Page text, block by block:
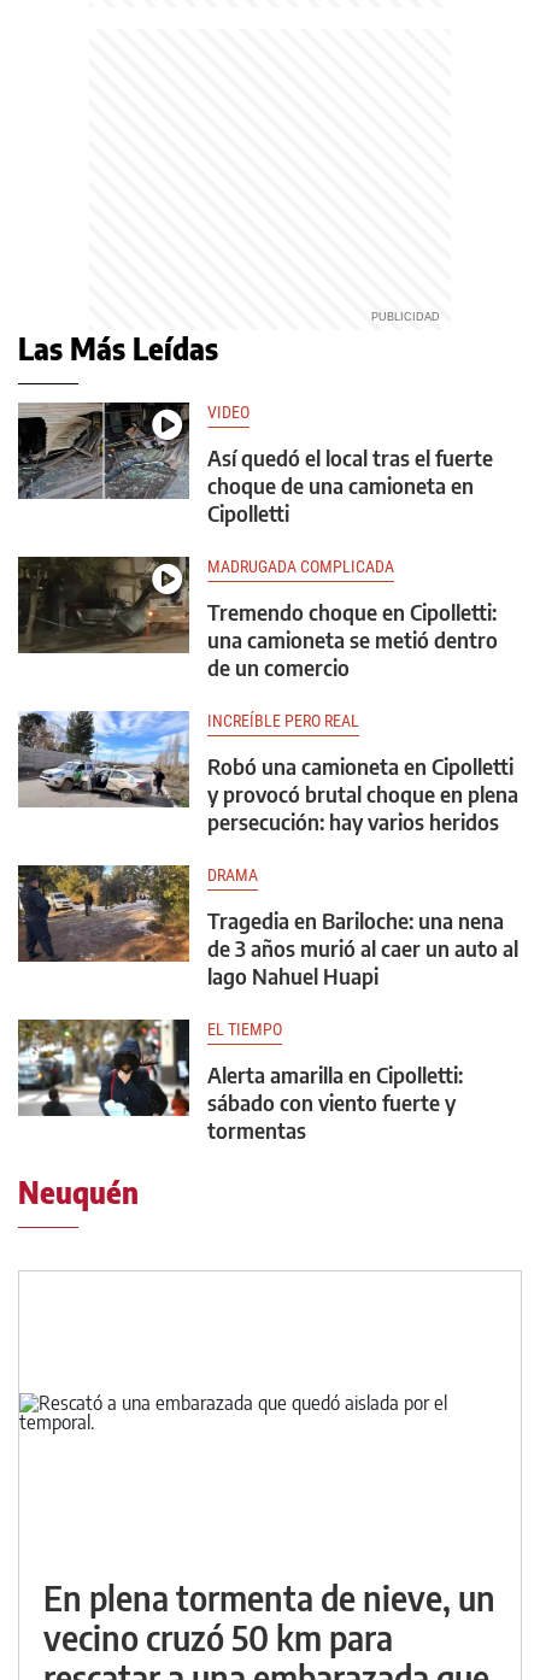
Las Más Leídas
VIDEO
Así quedó el local tras el fuerte
choque de una camioneta en
Cipolletti
MADRUGADA COMPLICADA
Tremendo choque en Cipolletti:
una camioneta se metió dentro
de un comercio
INCREÍBLE PERO REAL
Robó una camioneta en Cipolletti
y provocó brutal choque en plena
persecución: hay varios heridos
DRAMA
Tragedia en Bariloche: una nena
de 3 años murió al caer un auto al
lago Nahuel Huapi
EL TIEMPO
Alerta amarilla en Cipolletti:
sábado con viento fuerte y
tormentas
Neuquén
En plena tormenta de nieve, un
vecino cruzó 50 km para